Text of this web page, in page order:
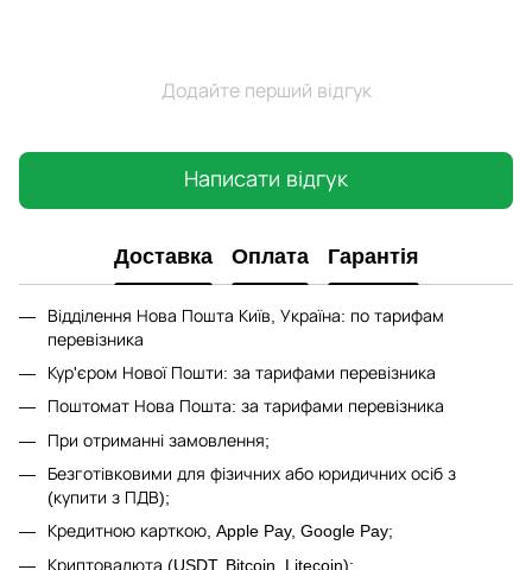
Додайте перший відгук
Написати відгук
Доставка Оплата Гарантія
Відділення Нова Пошта Київ, Україна: по тарифам
перевізника
Кур'єром Нової Пошти: за тарифами перевізника
Поштомат Нова Пошта: за тарифами перевізника
При отриманні замовлення;
Безготівковими для фізичних або юридичних осіб з
(купити з ПДВ);
Кредитною карткою, Apple Pay, Google Pay;
Криптовалюта (USDT, Bitcoin, Litecoin);